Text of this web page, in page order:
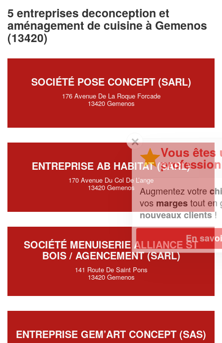
5 entreprises deconception et
aménagement de cuisine à Gemenos
(13420)
SOCIÉTÉ POSE CONCEPT (SARL)
176 Avenue De La Roque Forcade
13420 Gemenos
ENTREPRISE AB HABITAT (SARL)
170 Avenue Du Col De L’ange
13420 Gemenos
SOCIÉTÉ MENUISERIE ALLIANCE ST
BOIS / AGENCEMENT (SARL)
141 Route De Saint Pons
13420 Gemenos
ENTREPRISE GEM’ART CONCEPT (SAS)
✕
Vous êtes un
professionnel ?
Augmentez votrechiffre d'affaireset
tout en gagnant de
nouveaux clients!
En savoir plus